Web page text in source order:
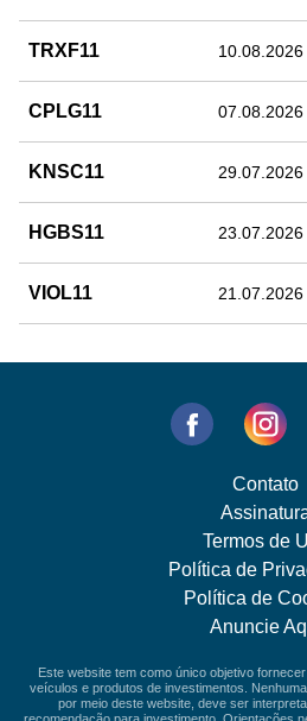
TRXF11 10.08.2026
CPLG11 07.08.2026
KNSC11 29.07.2026
HGBS11 23.07.2026
VIOL11 21.07.2026
Contato
Termos de
Política de
Política de
Anuncie
Este website tem como único objetivo
veículos e produtos de investimentos.
por meio deste website, deve ser